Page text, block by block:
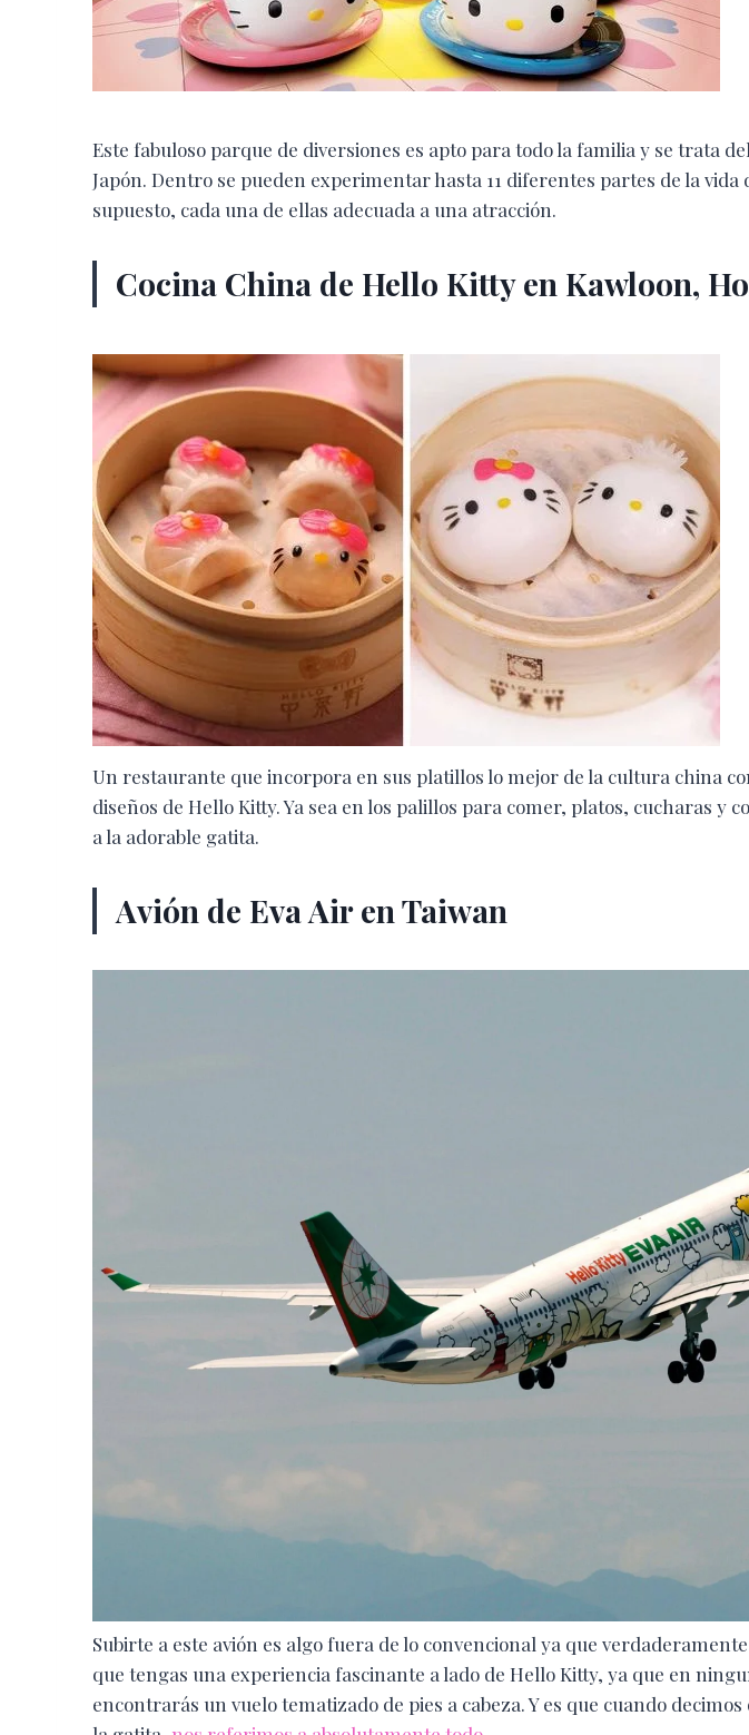
Este fabuloso parque de diversiones es apto para todo la familia y se trata
Japón. Dentro se pueden experimentar hasta 11 diferentes partes de la vida
supuesto, cada una de ellas adecuada a una atracción.
Cocina China de Hello Kitty en Kawloon,
Un restaurante que incorpora en sus platillos lo mejor de la cultura china
diseños de Hello Kitty. Ya sea en los palillos para comer, platos, cucharas y
a la adorable gatita.
Avión de Eva Air en Taiwan
Subirte a este avión es algo fuera de lo convencional ya que
que tengas una experiencia fascinante a lado de Hello Kitty, ya que en
encontrarás un vuelo tematizado de pies a cabeza. Y es que cuando